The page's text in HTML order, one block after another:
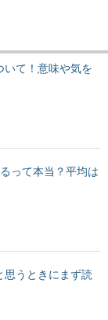
いて！意味や気を
って本当？平均は
思うときにまず読